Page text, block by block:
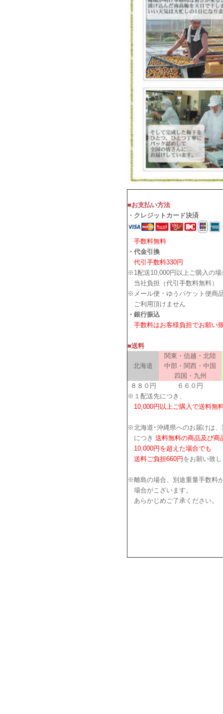
■お支払い方法
・クレジットカード決済
手数料無料
・代金引換
代引手数料330円
※1配送10,000円以上ご購入の場
当社負担（代引手数料無料）
※メール便・ゆうパケット便商
ご利用頂けません
・銀行振込
手数料はお客様負担でお願い
■送料
北海道
関東・信越・北陸
中部・関西・中国
四国・九州
８８０円
６６０円
※１配送先につき、
10,000円以上ご購入で送料無
※北海道･沖縄県へのお届けは、
につき 送料無料の商品及び商
10,000円を超えた場合でも
送料ご負担660円 をお願い致
※離島の場合、別途重量手数料
場合がこざいます。
あらかじめご了承ください。